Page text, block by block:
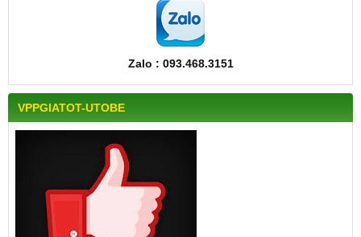
Zalo : 093.468.3151
VPPGIATOT-UTOBE